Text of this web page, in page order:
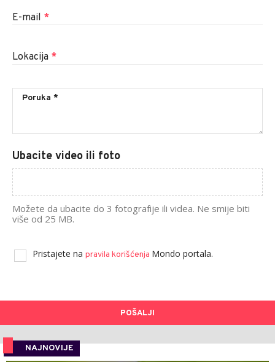
E-mail *
Lokacija *
Ubacite video ili foto
Možete da ubacite do 3 fotografije ili videa. Ne smije biti
više od 25 MB.
Pristajete na pravila korišćenja Mondo portala.
POŠALJI
NAJNOVIJE